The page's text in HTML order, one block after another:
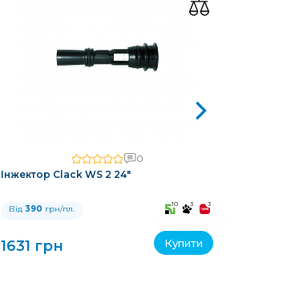
0
Інжектор Clack WS 2 24"
Від 390 грн/пл. 10 3 3
1631 грн Купити